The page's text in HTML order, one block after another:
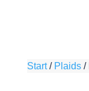
Start/ Plaids/